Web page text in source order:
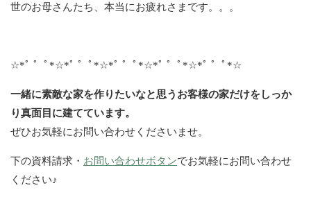
世のお母さんたち、本当にお疲れさまです。。。
☆*ﾟ ゜ﾟ*☆*ﾟ ゜ﾟ*☆*ﾟ ゜ﾟ*☆*ﾟ ゜ﾟ*☆*ﾟ ゜ﾟ*☆
一緒に素敵な家を作りたいなと思うお客様の家だけをしっか
り真面目に建てています。
ぜひお気軽にお問い合わせくださいませ。
下の資料請求・ お問い合わせボタンでお気軽にお問い合わせ
ください♪